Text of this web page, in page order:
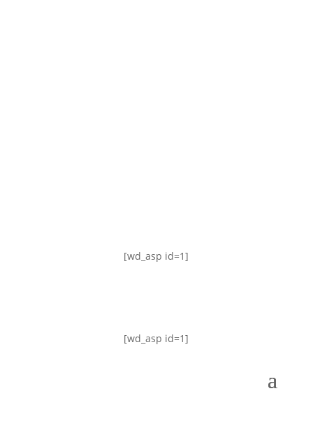
[wd_asp id=1]
[wd_asp id=1]